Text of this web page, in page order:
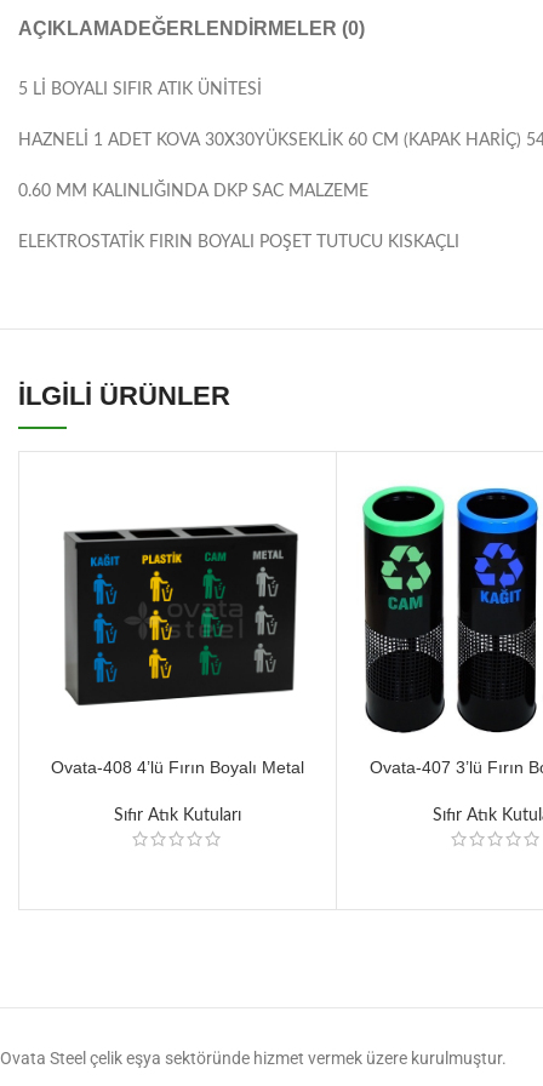
AÇIKLAMA DEĞERLENDIRMELER (0)
5 Lİ BOYALI SIFIR ATIK ÜNİTESİ
HAZNELİ 1 ADET KOVA 30X30YÜKSEKLİK 60 CM (KAPAK HARİÇ)
0.60 MM KALINLIĞINDA DKP SAC MALZEME
ELEKTROSTATİK FIRIN BOYALI POŞET TUTUCU KISKAÇLI
İLGİLİ ÜRÜNLER
Ovata-408 4’lü Fırın Boyalı Metal
Sıfır Atık Kutuları
Ovata-407 3’lü Fırın
Sıfır Atık
Ovata Steel çelik eşya sektöründe hizmet vermek üzere kurulmuştur.